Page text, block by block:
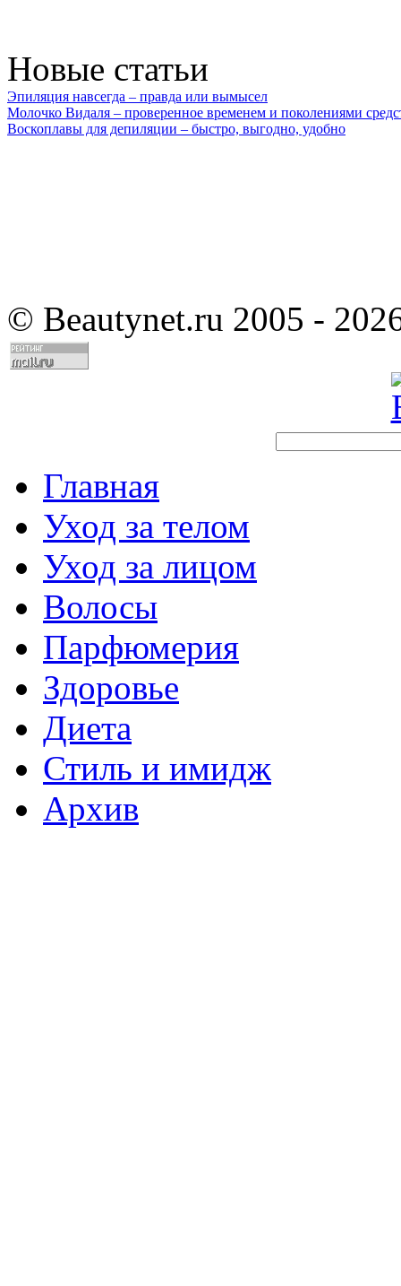
Новые статьи
Эпиляция навсегда – правда или вымысел
Молочко Видаля – проверенное временем и поколениями
Воскоплавы для депиляции – быстро, выгодно, удобно
© Beautynet.ru 2005 -
Главная
Уход за телом
Уход за лицом
Волосы
Парфюмерия
Здоровье
Диета
Стиль и имидж
Архив